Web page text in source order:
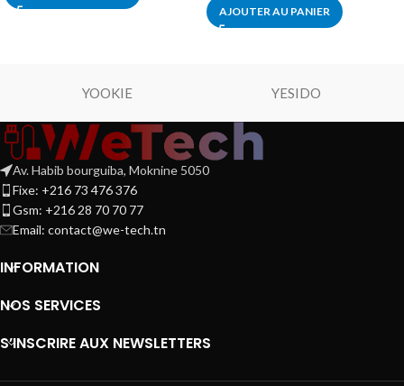
AJOUTER AU PANIER
YOOKIE YESIDO
Av. Habib bourguiba, Moknine 5050
Fixe: +216 73 476 376
Gsm: +216 28 70 70 77
Email: contact@we-tech.tn
INFORMATION
NOS SERVICES
S’INSCRIRE AUX NEWSLETTERS